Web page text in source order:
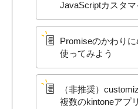
JavaScriptカスタ
Promiseの​かわり
使ってみよう
（非推奨）​
複数の​kintoneアプ